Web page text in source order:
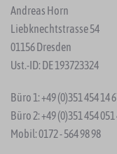
Andreas Horn
Liebknechtstrasse 54
01156 Dresden
Ust.-ID: DE 193723324
Büro 1: +49 (0)351 454 14
Büro 2: +49 (0)351 454 051
Mobil: 0172 - 564 98 98